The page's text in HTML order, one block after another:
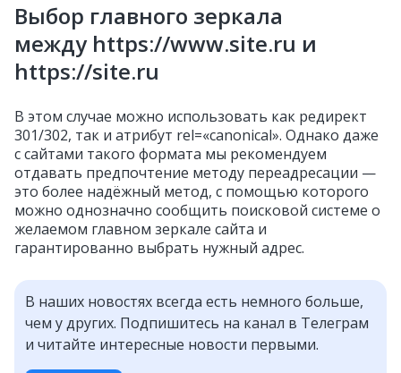
Выбор главного зеркала
между https://www.site.ru и
https://site.ru
В этом случае можно использовать как редирект
301/302, так и атрибут rel=«canonical». Однако даже
с сайтами такого формата мы рекомендуем
отдавать предпочтение методу переадресации —
это более надёжный метод, с помощью которого
можно однозначно сообщить поисковой системе о
желаемом главном зеркале сайта и
гарантированно выбрать нужный адрес.
В наших новостях всегда есть немного больше,
чем у других. Подпишитесь на канал в Телеграм
и читайте интересные новости первыми.